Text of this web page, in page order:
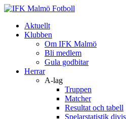
Aktuellt
Klubben
Om IFK Malmö
Bli medlem
Gula godbitar
Herrar
A-lag
Truppen
Matcher
Resultat och tabell
Spelarstatistik